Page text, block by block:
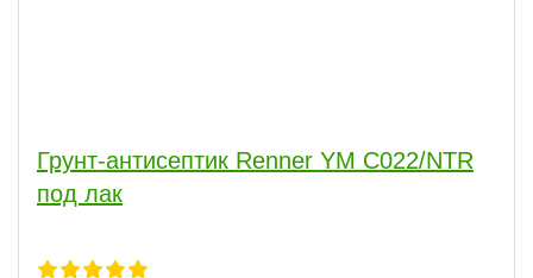
Грунт-антисептик Renner YM C022/NTR
под лак